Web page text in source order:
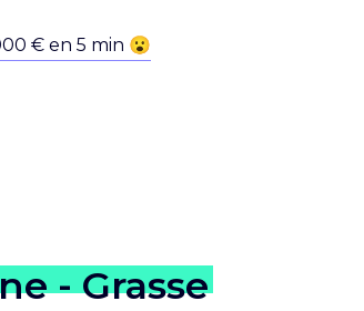
- Grasse